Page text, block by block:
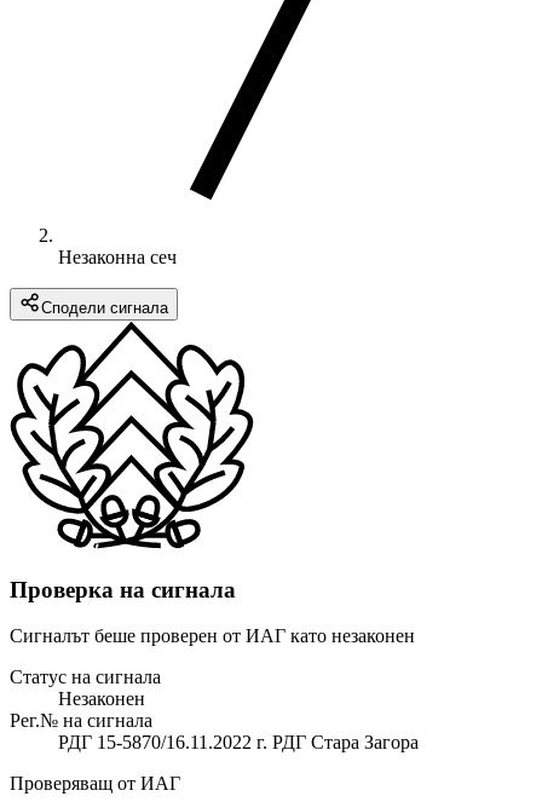
Незаконна сеч
Сподели сигнала
Проверка на сигнала
Сигналът беше проверен от ИАГ като незаконен
Статус на сигнала
Незаконен
Рег.№ на сигнала
РДГ 15-5870/16.11.2022 г. РДГ Стара Загора
Проверяващ от ИАГ